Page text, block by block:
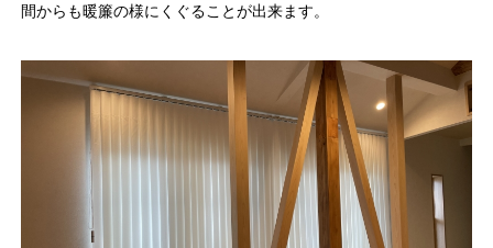
間からも暖簾の様にくぐることが出来ます。